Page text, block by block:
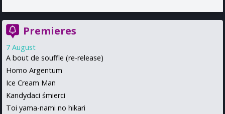
Premieres
7 August
A bout de souffle (re-release)
Homo Argentum
Ice Cream Man
Kandydaci śmierci
Toi yama-nami no hikari